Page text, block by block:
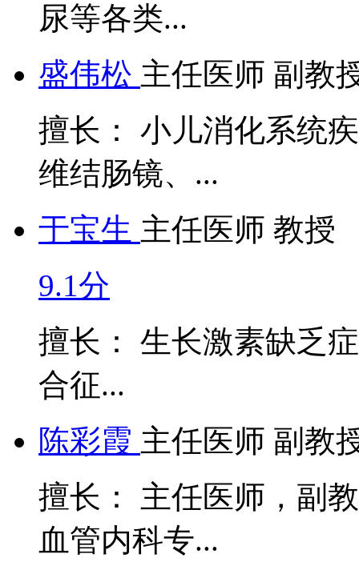
尿等各类...
盛伟松 主任医师 副教
擅长： 小儿消化系统
维结肠镜、...
于宝生 主任医师 教授
9.1分
擅长： 生长激素缺乏
合征...
陈彩霞 主任医师 副教
擅长： 主任医师，副
血管内科专...